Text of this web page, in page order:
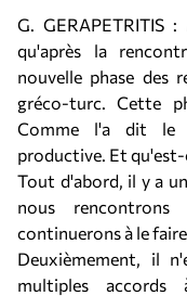
G. GERAPETRITIS
qu'après la
nouvelle phase des
gréco-turc. Cette
Comme l'a dit le
productive. Et qu'est-
Tout d'abord, il y a
nous
continuerons à le
Deuxièmement, il
multiples